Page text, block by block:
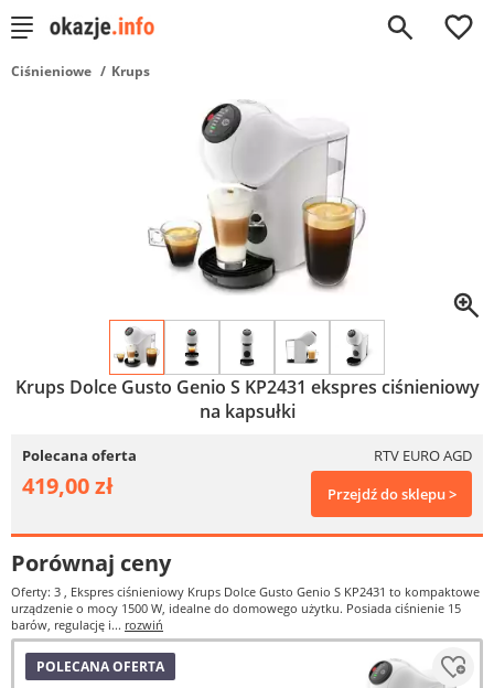
0
Ciśnieniowe Krups
Krups Dolce Gusto Genio S KP2431 ekspres ciśnieniowy
na kapsułki
Polecana oferta RTV EURO AGD
419,00 zł Przejdź do sklepu >
Porównaj ceny
Oferty: 3 , Ekspres ciśnieniowy Krups Dolce Gusto Genio S KP2431 to kompaktowe
urządzenie o mocy 1500 W, idealne do domowego użytku. Posiada ciśnienie 15
barów, regulację i... rozwiń
POLECANA OFERTA